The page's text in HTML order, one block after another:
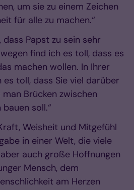
um sie zu einem Zeichen
für alle zu machen.“
dass Papst zu sein sehr
find ich es toll, dass es
machen wollen. In Ihrer
toll, dass Sie viel darüber
Brücken zwischen
soll.“
Weisheit und Mitgefühl
in einer Welt, die viele
auch große Hoffnungen
Mensch, dem
am Herzen